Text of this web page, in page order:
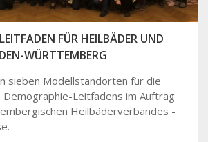
FÜR HEILBÄDER UND
WÜRTTEMBERG
sieben Modellstandorten für die
Demographie-Leitfadens im Auftrag
Heilbäderverbandes -